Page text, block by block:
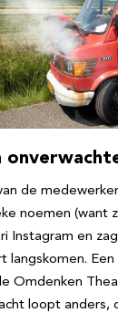
de
noemen (want
Instagram en
langskomen.
Omdenken
loopt anders,